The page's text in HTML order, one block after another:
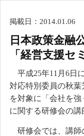
掲載日：2014.01.06
日本政策金融
「経営支援
平成25年11月6日
対応特別委員の秋
を対象に「会社を強
に関する研修会の講
研修会では、講師